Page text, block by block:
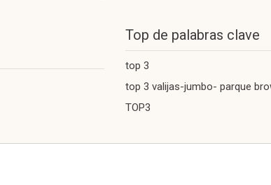
Top de palabras clave
top 3
top 3 valijas-jumbo- parque
TOP3